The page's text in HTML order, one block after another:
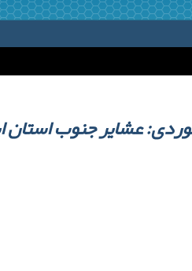
عشایر جنوب استان